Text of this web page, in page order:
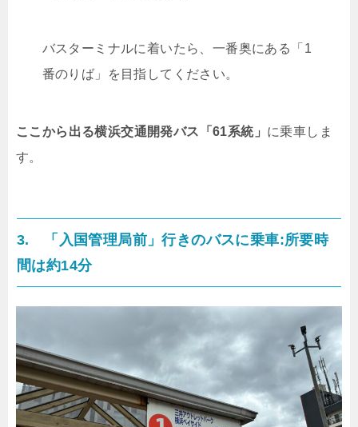
バスターミナルに着いたら、一番奥にある「1
番のりば」を目指してください。
ここから出る横浜交通開発バス「61系統」 に乗車しま
す。
3. 「入国管理局前」行きのバスに乗車:所要時
間は約14分